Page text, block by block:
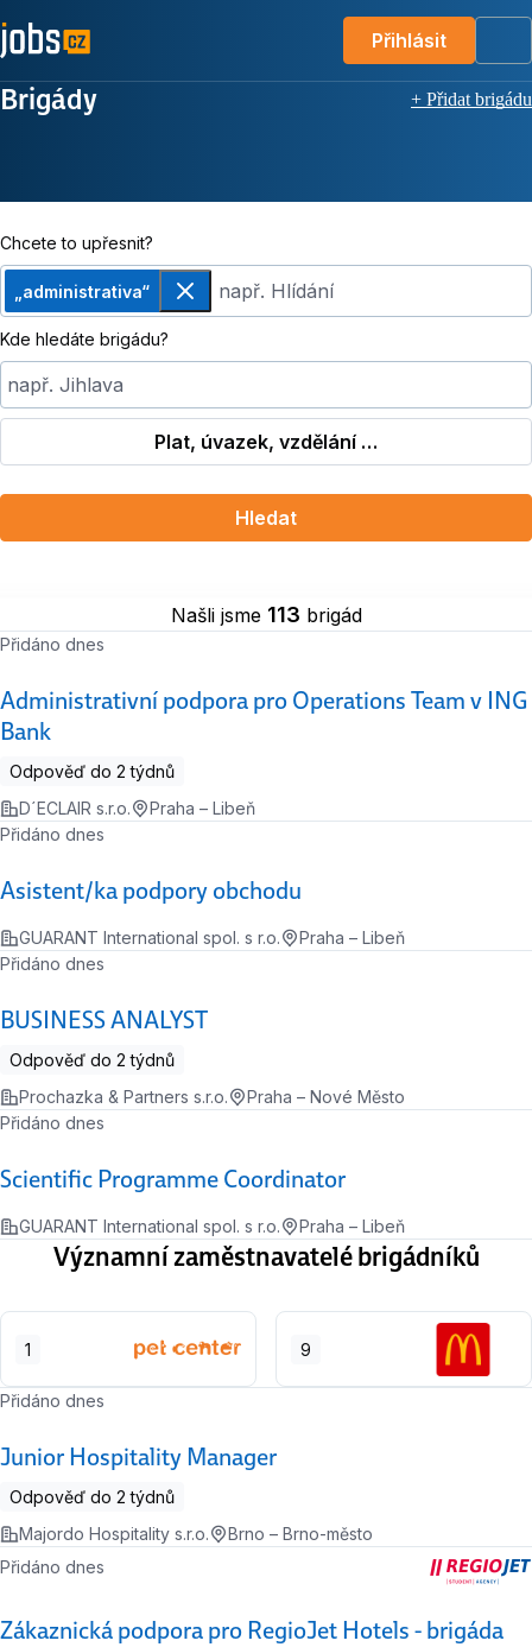
Přihlásit
Brigády + Přidat brigádu
Chcete to upřesnit?
„administrativa“
Odebratnapř. Hlídání
Kde hledáte brigádu?
např. Jihlava
Plat, úvazek, vzdělání …
Hledat
Našli jsme 113 brigád
Administrativní podpora pro Operations Team v ING
Bank
Přidáno dnes
Odpověď do 2 týdnů
D´ECLAIR s.r.o.
Praha – Libeň
Asistent/ka podpory obchodu
Přidáno dnes
GUARANT International spol. s r.o. Praha – Libeň
BUSINESS ANALYST
Přidáno dnes
Odpověď do 2 týdnů
Prochazka & Partners s.r.o.
Praha – Nové Město
Scientific Programme Coordinator
Přidáno dnes
GUARANT International spol. s r.o. Praha – Libeň
Významní zaměstnavatelé brigádníků
1 9
Junior Hospitality Manager
Přidáno dnes
Odpověď do 2 týdnů
Majordo Hospitality s.r.o.
Brno – Brno-město
Zákaznická podpora pro RegioJet Hotels - brigáda
Přidáno dnes